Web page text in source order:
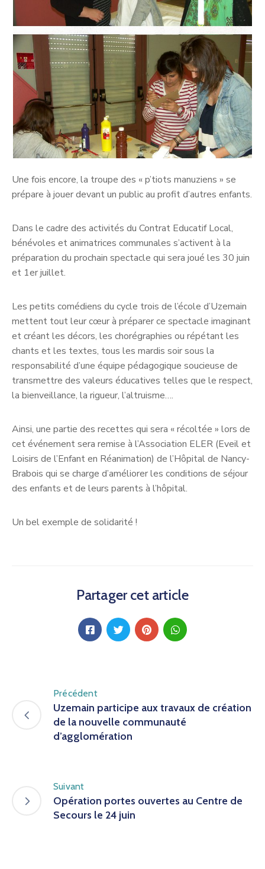
Une fois encore, la troupe des « p’tiots manuziens » se
prépare à jouer devant un public au profit d’autres enfants.
Dans le cadre des activités du Contrat Educatif Local,
bénévoles et animatrices communales s’activent à la
préparation du prochain spectacle qui sera joué les 30 juin
et 1er juillet.
Les petits comédiens du cycle trois de l’école d’Uzemain
mettent tout leur cœur à préparer ce spectacle imaginant
et créant les décors, les chorégraphies ou répétant les
chants et les textes, tous les mardis soir sous la
responsabilité d’une équipe pédagogique soucieuse de
transmettre des valeurs éducatives telles que le respect,
la bienveillance, la rigueur, l’altruisme….
Ainsi, une partie des recettes qui sera « récoltée » lors de
cet événement sera remise à l’Association ELER (Eveil et
Loisirs de l’Enfant en Réanimation) de l’Hôpital de Nancy-
Brabois qui se charge d’améliorer les conditions de séjour
des enfants et de leurs parents à l’hôpital.
Un bel exemple de solidarité !
Partager cet article
Précédent
Uzemain participe aux travaux de création
de la nouvelle communauté
d’agglomération
Suivant
Opération portes ouvertes au Centre de
Secours le 24 juin